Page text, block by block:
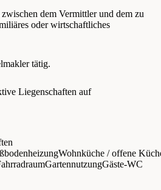
dem Vermittler und dem zu
oder wirtschaftliches
tätig.
Liegenschaften auf
Wohnküche / offene
GartennutzungGäste-WC